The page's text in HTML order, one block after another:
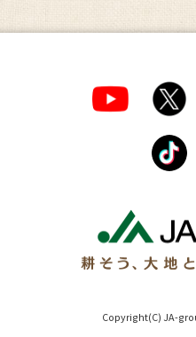
Copyright(C) JA-